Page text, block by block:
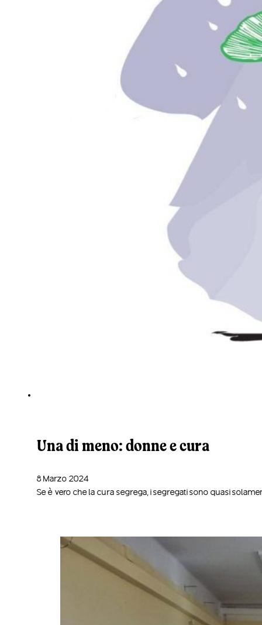
Una di meno: donne e cura
8 Marzo 2024
Se è vero che la cura segrega, i segregati sono quasi